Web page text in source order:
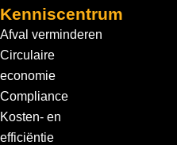
Kenniscentrum
Afval verminderen
Circulaire
economie
Compliance
Kosten- en
efficiëntie